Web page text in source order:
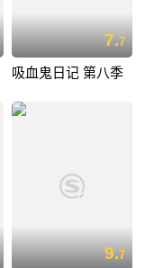
7.7
吸血鬼日记 第八季
9.7